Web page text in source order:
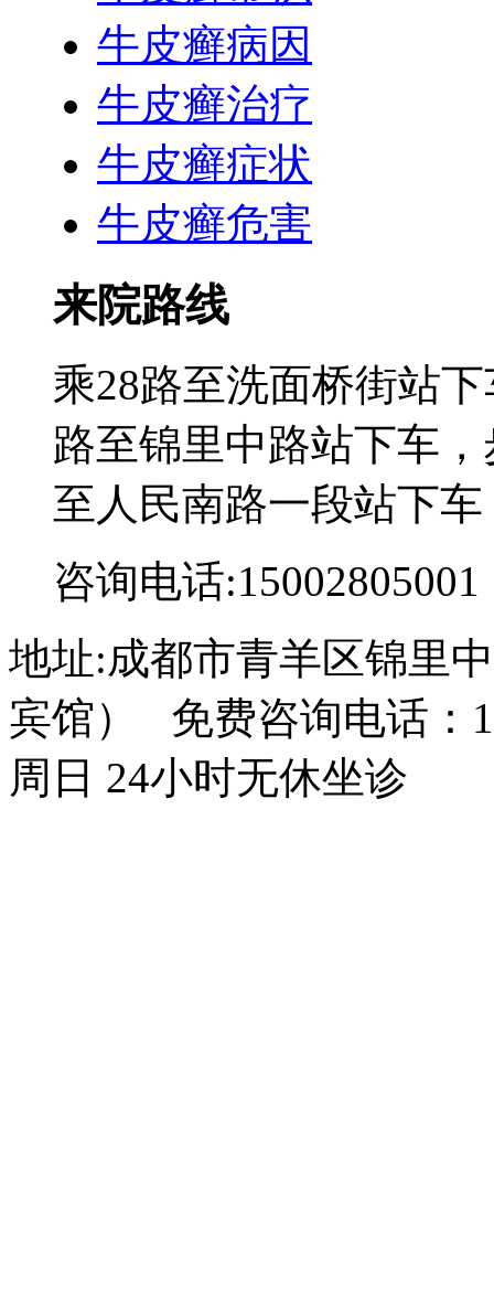
牛皮癣病因
牛皮癣治疗
牛皮癣症状
牛皮癣危害
来院路线
乘28路至洗面桥街站
路至锦里中路站下车
至人民南路一段站下
咨询电话:15002805001
地址:成都市青羊区锦里
宾馆） 免费咨询电话：
周日 24小时无休坐诊